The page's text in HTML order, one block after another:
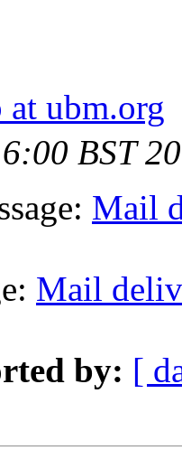
ubm.org
BST
Mail
Mail
by: [